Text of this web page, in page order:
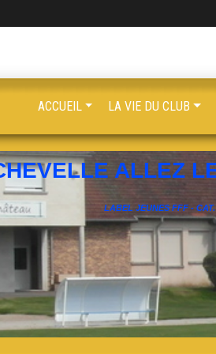
ALLEZ
LABEL JEUNES FFF -
ACCUEIL LA VIE DU CLUB